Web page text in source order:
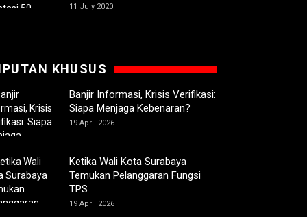
11 July 2020
KHUSUS
Banjir Informasi, Krisis Verifikasi:
Siapa Menjaga Kebenaran?
19 April 2026
Ketika Wali Kota Surabaya
Temukan Pelanggaran Fungsi
TPS
19 April 2026